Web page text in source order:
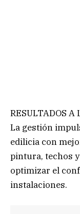
RESULTADOS A
La gestión
edilicia con
pintura, techos
optimizar el
instalaciones.